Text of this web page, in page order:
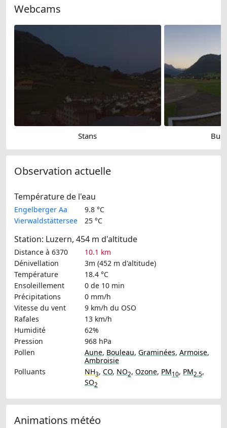
Webcams
Stans
Observation actuelle
Température de l'eau
Engelberger Aa
9.8 °C
Vierwaldstättersee
25 °C
Station: Luzern, 454 m d'altitude
Distance à 6370
10.1 km
Dénivellation
3m (452 m d'altitude)
Température
18.4 °C
Ensoleillement
0 de 10 min
Précipitations
0 mm/h
Vitesse du vent
9 km/h du OSO
Rafales
13 km/h
Humidité
62%
Pression
968 hPa
Pollen
Aune, Bouleau, Graminées, Armoise,
Ambroisie
Polluants
NH3, CO, NO2, Ozone, PM10, PM2.5,
SO2
Animations météo